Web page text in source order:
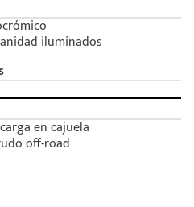
iluminados
en cajuela
off-road